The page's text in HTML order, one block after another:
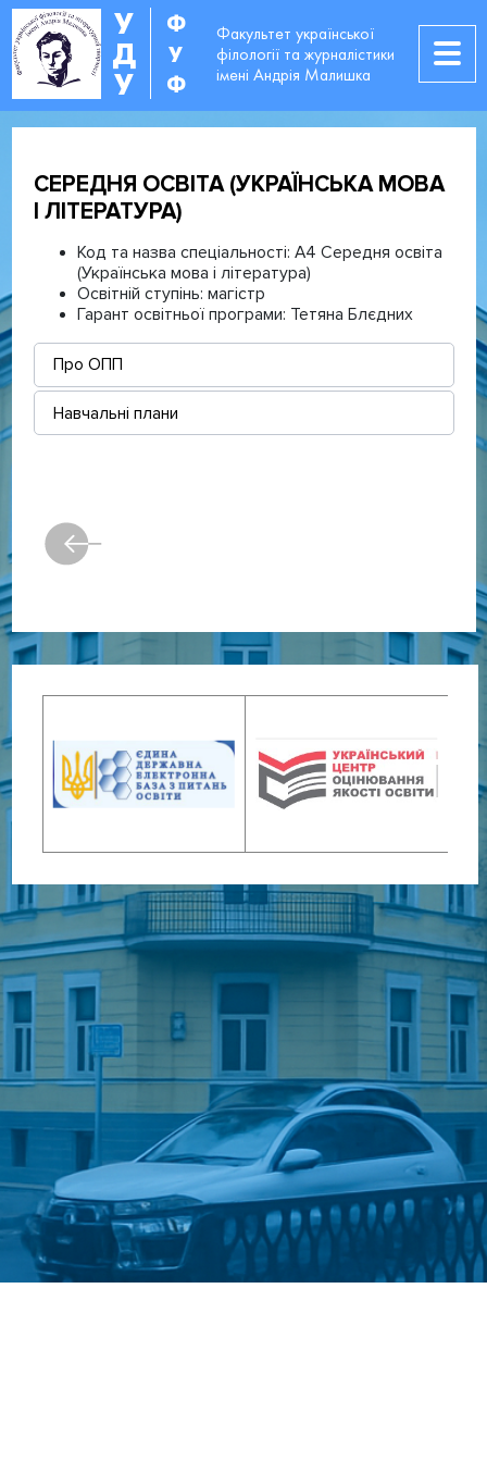
У
Д
У
Ф
У
Ф
Факультет української
філології та журналістики
імені Андрія Малишка
СЕРЕДНЯ ОСВІТА (УКРАЇНСЬКА МОВА
І ЛІТЕРАТУРА)
Код та назва спеціальності: A4 Середня освіта
(Українська мова і література)
Освітній ступінь: магістр
Гарант освітньої програми: Тетяна Блєдних
Про ОПП
Навчальні плани